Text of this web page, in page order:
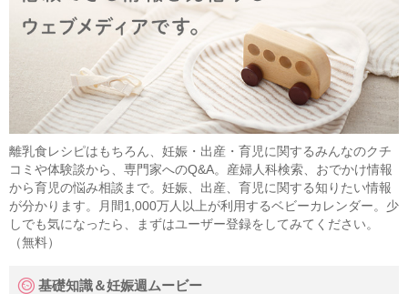
離乳食レシピはもちろん、妊娠・出産・育児に関するみんなのクチ
コミや体験談から、専門家へのQ&A。産婦人科検索、おでかけ情報
から育児の悩み相談まで。妊娠、出産、育児に関する知りたい情報
が分かります。月間1,000万人以上が利用するベビーカレンダー。少
しでも気になったら、まずはユーザー登録をしてみてください。
（無料）
基礎知識＆妊娠週ムービー